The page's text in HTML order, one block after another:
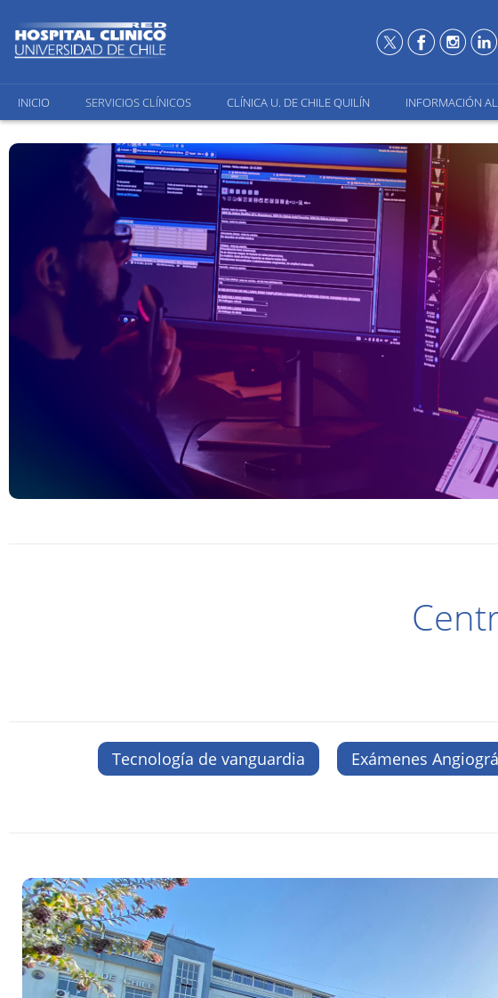
INICIO SERVICIOS CLÍNICOS CLÍNICA U. DE CHILE QUILÍN INFORMACIÓN
Tecnología de vanguardia Exámenes